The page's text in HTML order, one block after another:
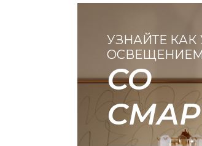
УЗНАЙТЕ КАК
ОСВЕЩЕНИЕМ
СО